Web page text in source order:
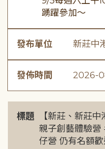
踴躍參加～
發布單位 新莊中
發佈時間 2026-
標題
【新莊、新莊
親子創藝體驗營
仔營 仍有名額